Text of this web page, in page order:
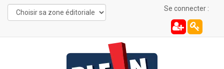
Se connecter :